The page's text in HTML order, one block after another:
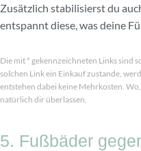
Zusätzlich stabilisierst du
entspannt diese, was deine
Die mit * gekennzeichneten Links sind
solchen Link ein Einkauf zustande,
entstehen dabei keine Mehrkosten.
natürlich dir überlassen.
5. Fußbäder